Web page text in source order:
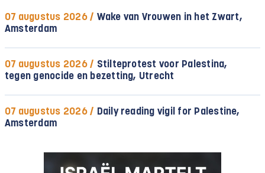
07 augustus 2026 / Wake van Vrouwen in het Zwart,
Amsterdam
07 augustus 2026 / Stilteprotest voor Palestina,
tegen genocide en bezetting, Utrecht
07 augustus 2026 / Daily reading vigil for Palestine,
Amsterdam